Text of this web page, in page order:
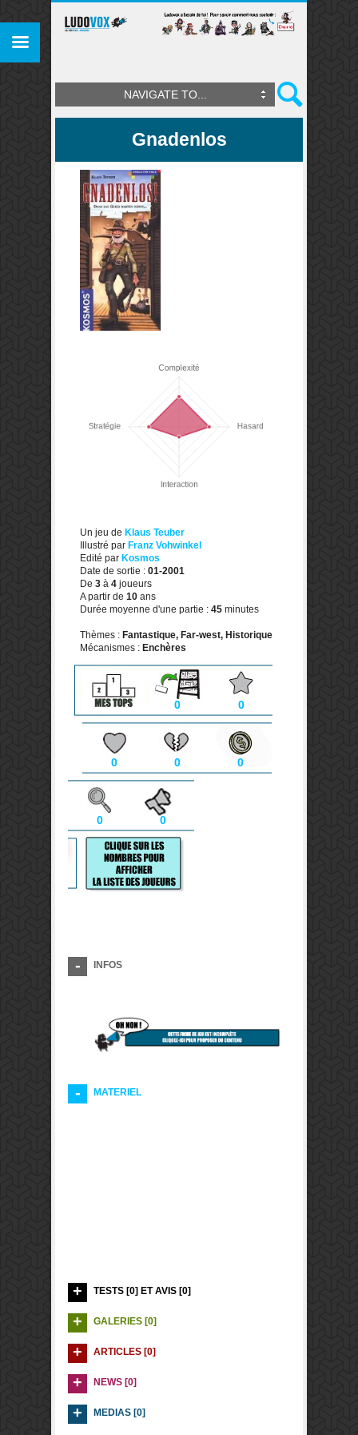
NAVIGATE TO...
Gnadenlos
Un jeu de Klaus Teuber
Illustré par Franz Vohwinkel
Edité par Kosmos
Date de sortie : 01-2001
De 3 à 4 joueurs
A partir de 10 ans
Durée moyenne d'une partie : 45 minutes
Thèmes : Fantastique, Far-west, Historique
Mécanismes : Enchères
0 0
0 0 0
0 0
INFOS
MATERIEL
TESTS [0] ET AVIS [0]
GALERIES [0]
ARTICLES [0]
NEWS [0]
MEDIAS [0]